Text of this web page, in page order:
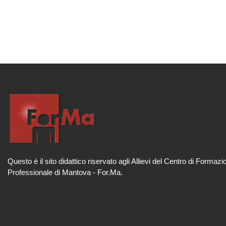
Questo è il sito didattico riservato agli Allievi del Centro di
Professionale di Mantova - For.Ma.